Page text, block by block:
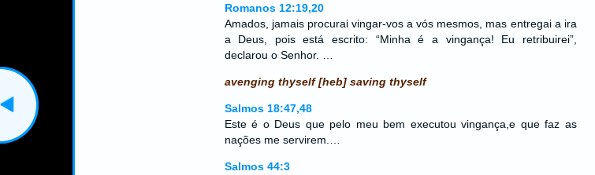
Romanos 12:19,20
Amados, jamais procurai vingar-vos a vós mesmos, mas entregai a ira
a Deus, pois está escrito: “Minha é a vingança! Eu retribuirei”,
declarou o Senhor. …
avenging thyself [heb] saving thyself
Salmos 18:47,48
Este é o Deus que pelo meu bem executou vingança,e que faz as
nações me servirem.…
Salmos 44:3